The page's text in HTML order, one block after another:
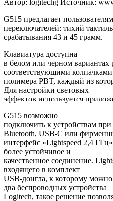
Автор: logitechg Источник:
G515 предлагает
переключателей: тихий
срабатывания 43 и 45 грамм.
Клавиатура доступна
в белом или черном вариантах
соответствующими колпачками
полимера PBT, каждый из
Для настройки световых
эффектов используется
G515 возможно
подключить к устройствам
Bluetooth, USB-C или
интерфейс «Lightspeed 2,4
более устойчивое и
качественное соединение.
входящего в комплект
USB-донгла, к которому
два беспроводных устройства
Logitech, такое решение